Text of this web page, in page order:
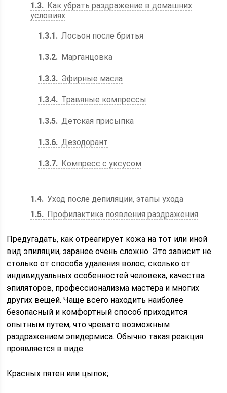
1.3
Как убрать раздражение в домашних
условиях
1.3.1 Лосьон после бритья
1.3.2 Марганцовка
1.3.3 Эфирные масла
1.3.4 Травяные компрессы
1.3.5 Детская присыпка
1.3.6 Дезодорант
1.3.7 Компресс с уксусом
1.4 Уход после депиляции, этапы ухода
1.5
Профилактика появления раздражения
Предугадать, как отреагирует кожа на тот или иной
вид эпиляции, заранее очень сложно. Это зависит не
столько от способа удаления волос, сколько от
индивидуальных особенностей человека, качества
эпиляторов, профессионализма мастера и многих
других вещей. Чаще всего находить наиболее
безопасный и комфортный способ приходится
опытным путем, что чревато возможным
раздражением эпидермиса. Обычно такая реакция
проявляется в виде:
Красных пятен или цыпок;